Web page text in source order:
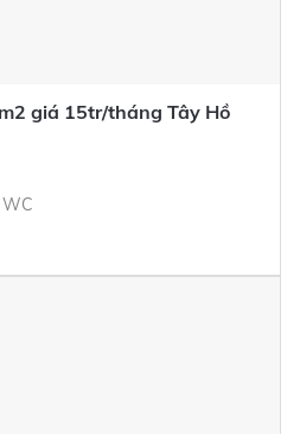
giá 15tr/tháng Tây Hồ
WC